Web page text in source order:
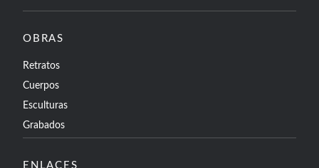
OBRAS
Retratos
Cuerpos
Esculturas
Grabados
ENLACES